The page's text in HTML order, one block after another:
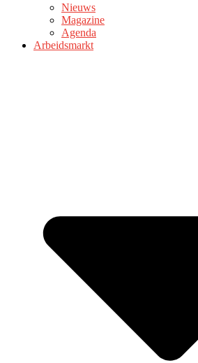
Nieuws
Magazine
Agenda
Arbeidsmarkt